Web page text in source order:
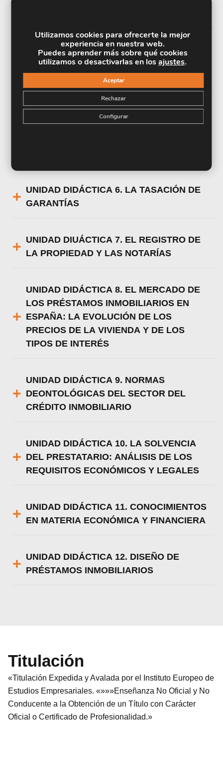
UNIDAD DIDÁCTICA 4. LA ADQUISICIÓN
DE BIENES INMUEBLES. EL PROCESO
DE COMPRA
UNIDAD DIDÁCTICA 5. COSTES Y
GASTOS ASOCIADOS A LAS
UNIDAD DIDÁCTICA 6. LA TASACIÓN DE
GARANTÍAS
UNIDAD DIUÁCTICA 7. EL REGISTRO DE
LA PROPIEDAD Y LAS NOTARÍAS
UNIDAD DIDÁCTICA 8. EL MERCADO DE
LOS PRÉSTAMOS INMOBILIARIOS EN
ESPAÑA: LA EVOLUCIÓN DE LOS
PRECIOS DE LA VIVIENDA Y DE LOS
TIPOS DE INTERÉS
UNIDAD DIDÁCTICA 9. NORMAS
DEONTOLÓGICAS DEL SECTOR DEL
CRÉDITO INMOBILIARIO
UNIDAD DIDÁCTICA 10. LA SOLVENCIA
DEL PRESTATARIO: ANÁLISIS DE LOS
REQUISITOS ECONÓMICOS Y LEGALES
UNIDAD DIDÁCTICA 11. CONOCIMIENTOS
EN MATERIA ECONÓMICA Y FINANCIERA
UNIDAD DIDÁCTICA 12. DISEÑO DE
PRÉSTAMOS INMOBILIARIOS
Titulación
«Titulación Expedida y Avalada por el Instituto Europeo de
Estudios Empresariales. «»»»Enseñanza No Oficial y No
Conducente a la Obtención de un Título con Carácter
Oficial o Certificado de Profesionalidad.»
Utilizamos cookies para ofrecerte la mejor
experiencia en nuestra web.
Puedes aprender más sobre qué cookies
utilizamos o desactivarlas en losajustes.
Aceptar
Rechazar
Configurar